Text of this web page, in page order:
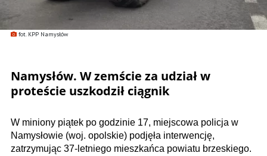
fot. KPP Namysłów
Namysłów. W zemście za udział w
proteście uszkodził ciągnik
W miniony piątek po godzinie 17, miejscowa policja w
Namysłowie (woj. opolskie) podjęła interwencję,
zatrzymując 37-letniego mieszkańca powiatu brzeskiego.